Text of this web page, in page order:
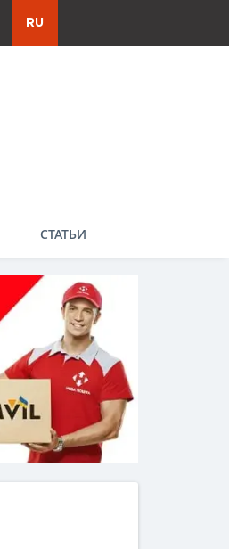
RU
СТАТЬИ